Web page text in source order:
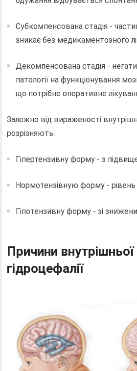
Субкомпенсована стадія -
зникає без медикаментозного
Декомпенсована стадія -
патології на функціонування
що потрібне оперативне
Залежно від вираженості
розрізняють:
Гіпертензивну форму - з
Нормотензівную форму - рівень
Гіпотензивну форму - зі
Причини внутрішньої
гідроцефалії